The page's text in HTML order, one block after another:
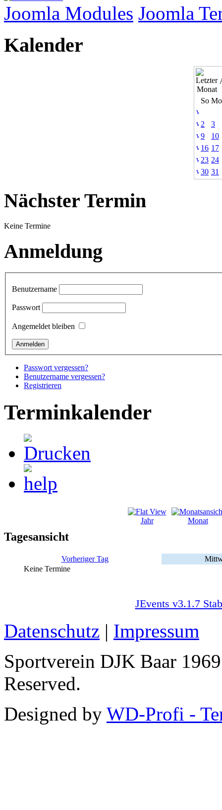
Joomla Modules Joomla
Kalender
So Mo
2
3
9
10
16 17
23 24
30 31
Nächster Termin
Keine Termine
Anmeldung
Benutzername
Passwort
Angemeldet bleiben
Passwort vergessen?
Benutzername vergessen?
Registrieren
Terminkalender
Jahr Monat
Tagesansicht
Vorheriger Tag
Keine Termine
JEvents v3.1.7
Datenschutz | Impressum
Sportverein DJK Baar
Reserved.
Designed by WD-Profi -